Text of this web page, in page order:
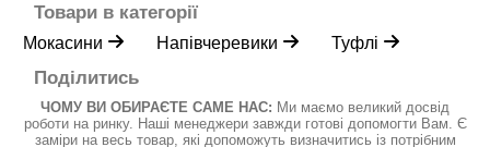
Товари в категорії
Мокасини Напівчеревики Туфлі
Поділитись
ЧОМУ ВИ ОБИРАЄТЕ САМЕ НАС: Ми маємо великий досвід
роботи на ринку. Наші менеджери завжди готові допомогти Вам. Є
заміри на весь товар, які допоможуть визначитись із потрібним